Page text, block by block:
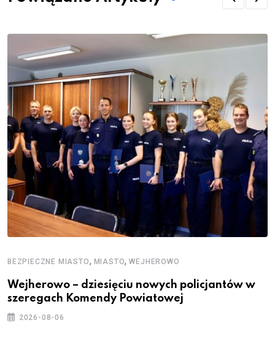
BEZPIECZNE MIASTO, MIASTO,WEJHEROWO
Wejherowo – dziesięciu nowych policjantów w
szeregach Komendy Powiatowej
2026-08-06